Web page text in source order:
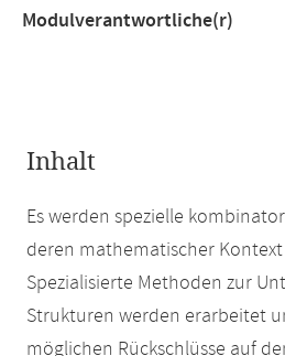
Modulverantwortliche(r)
Inhalt
Es werden spezielle
deren mathematischer
Spezialisierte Methoden zur
Strukturen werden erarbeitet
möglichen Rückschlüsse auf